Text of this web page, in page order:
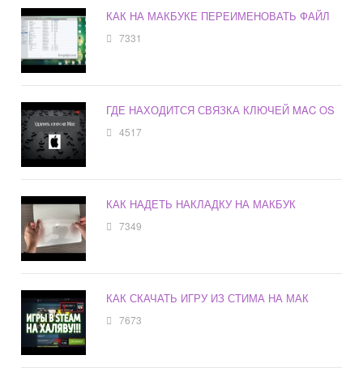
КАК НА МАКБУКЕ ПЕРЕИМЕНОВАТЬ ФАЙЛ
7331
ГДЕ НАХОДИТСЯ СВЯЗКА КЛЮЧЕЙ MAC OS
4517
КАК НАДЕТЬ НАКЛАДКУ НА МАКБУК
7349
КАК СКАЧАТЬ ИГРУ ИЗ СТИМА НА МАК
7673